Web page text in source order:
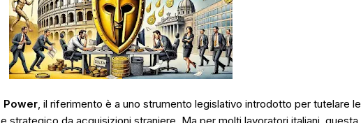
Power, il riferimento è a uno strumento legislativo introdotto per tutelare le